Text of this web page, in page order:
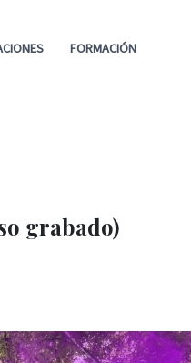
FORMACIÓN
grabado)